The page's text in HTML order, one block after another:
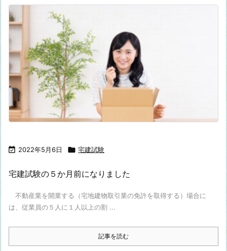
 2022年5月6日  宅建試験
宅建試験の５か月前になりました
不動産業を開業する（宅地建物取引業の免許を取得する）場合に
は、従業員の５人に１人以上の割 ...
記事を読む